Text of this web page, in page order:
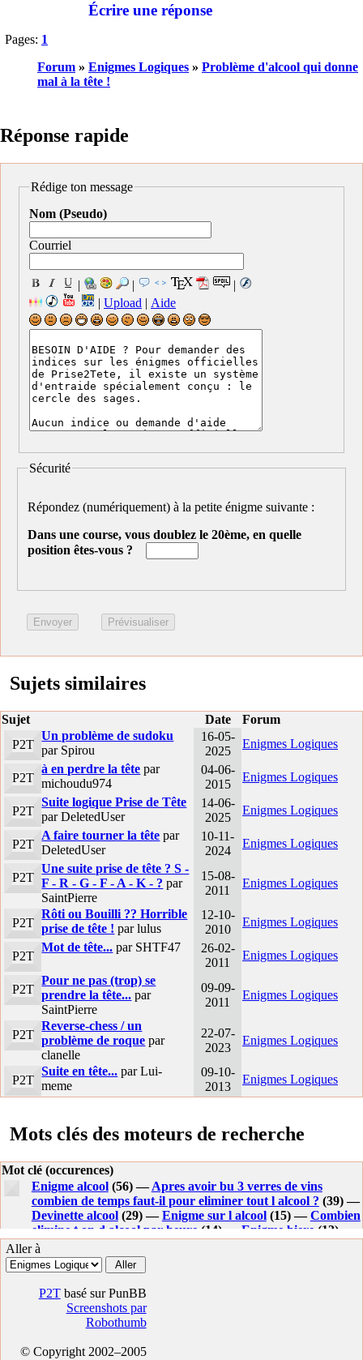
Écrire une réponse
Pages: 1
Forum » Enigmes Logiques » Problème d'alcool qui donne
mal à la tête !
Réponse rapide
Rédige ton message
Nom (Pseudo)
Courriel
| |
|
| Upload | Aide
Sécurité
Répondez (numériquement) à la petite énigme suivante :
Dans une course, vous doublez le 20ème, en quelle
position êtes-vous ?
Sujets similaires
Sujet Date
Forum
P2T
Un problème de sudoku
par Spirou
16-05-
2025
Enigmes Logiques
P2T
à en perdre la tête par
michoudu974
04-06-
2015
Enigmes Logiques
P2T
Suite logique Prise de Tête
par DeletedUser
14-06-
2025
Enigmes Logiques
P2T
A faire tourner la tête par
DeletedUser
10-11-
2024
Enigmes Logiques
P2T
Une suite prise de tête ? S -
F - R - G - F - A - K - ? par
SaintPierre
15-08-
2011
Enigmes Logiques
P2T
Rôti ou Bouilli ?? Horrible
prise de tête ! par lulus
12-10-
2010
Enigmes Logiques
P2T
Mot de tête... par SHTF47
26-02-
2011
Enigmes Logiques
P2T
Pour ne pas (trop) se
prendre la tête... par
SaintPierre
09-09-
2011
Enigmes Logiques
P2T
Reverse-chess / un
problème de roque par
clanelle
22-07-
2023
Enigmes Logiques
P2T
Suite en tête... par Lui-
meme
09-10-
2013
Enigmes Logiques
Mots clés des moteurs de recherche
Mot clé (occurences)
Enigme alcool(56) —Apres avoir bu 3 verres de vins
combien de temps faut-il pour eliminer tout l alcool ? (39) —
Devinette alcool(29) —Enigme sur l alcool(15) —Combien
elimine t on d alcool par heure (14) — Enigme biere (13) —
Apres avoir bu 3 verres de vins combien de temps faut-il
pour eliminer tout l alcool
tete apres avoir bu(13) —
qui ne donne pas mal a la tete
boivent 12 pintes(12) —
(11) —Pourquoi a ton mal a la tete apres avoir bu
Devinette d alcoolique
eliminer 3 verres de vin
Aller à
P2Tbasé sur PunBB
Screenshots par
Robothumb
© Copyright 2002–2005